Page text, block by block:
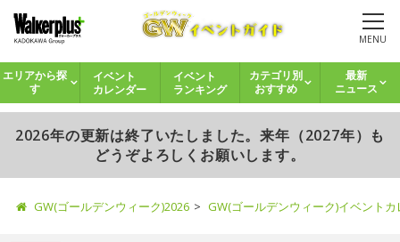
MENU
エリアから探
す
イベント
カレンダー
イベント
ランキング
カテゴリ別
おすすめ
最新
ニュース
2026年の更新は終了いたしました。来年（2027年）も
どうぞよろしくお願いします。
GW(ゴールデンウィーク)2026 GW(ゴールデンウィーク)イベント